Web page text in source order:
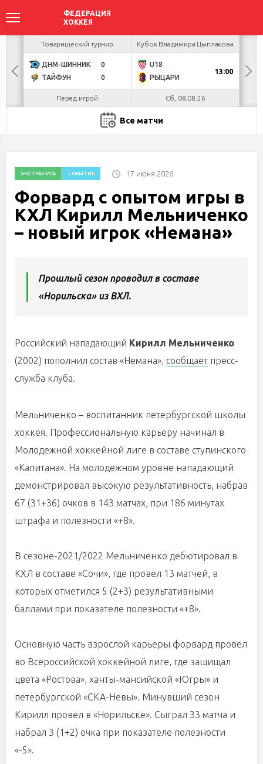
БУЛ
Товарищеский турнир
ДНМ-ШИННИК
0
ТАЙФУН
0
Перед игрой
Кубок Владимира Цыплакова
U18
РЫЦАРИ
13:00
Сб, 08.08.26
Все матчи
ЭКСТРАЛИГА СОБЫТИЕ 17 июня 2026
Форвард с опытом игры в
КХЛ Кирилл Мельниченко
– новый игрок «Немана»
Прошлый сезон проводил в составе
«Норильска» из ВХЛ.
Российский нападающий Кирилл Мельниченко
(2002) пополнил состав «Немана», сообщает пресс-
служба клуба.
Мельниченко – воспитанник петербургской школы
хоккея. Профессиональную карьеру начинал в
Молодежной хоккейной лиге в составе ступинского
«Капитана». На молодежном уровне нападающий
демонстрировал высокую результативность, набрав
67 (31+36) очков в 143 матчах, при 186 минутах
штрафа и полезности «+8».
В сезоне-2021/2022 Мельниченко дебютировал в
КХЛ в составе «Сочи», где провел 13 матчей, в
которых отметился 5 (2+3) результативными
баллами при показателе полезности «+8».
Основную часть взрослой карьеры форвард провел
во Всероссийской хоккейной лиге, где защищал
цвета «Ростова», ханты-мансийской «Югры» и
петербургской «СКА-Невы». Минувший сезон
Кирилл провел в «Норильске». Сыграл 33 матча и
набрал 3 (1+2) очка при показателе полезности
«-5».